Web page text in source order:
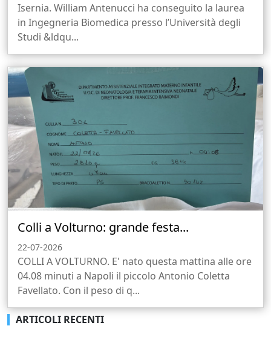
Isernia. William Antenucci ha conseguito la laurea
in Ingegneria Biomedica presso l’Università degli
Studi &ldqu...
Colli a Volturno: grande festa...
22-07-2026
COLLI A VOLTURNO. E' nato questa mattina alle ore
04.08 minuti a Napoli il piccolo Antonio Coletta
Favellato. Con il peso di q...
ARTICOLI RECENTI